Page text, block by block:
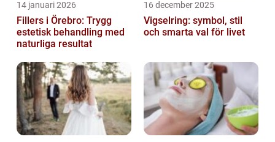
14 januari 2026
Fillers i Örebro: Trygg
estetisk behandling med
naturliga resultat
16 december 2025
Vigselring: symbol, stil
och smarta val för livet